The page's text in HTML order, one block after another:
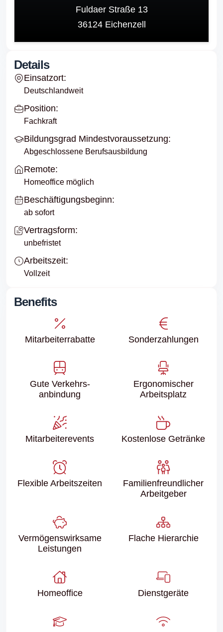
Fuldaer Straße 13
36124 Eichenzell
Details
Einsatzort:
Deutschlandweit
Position:
Fachkraft
Bildungsgrad Mindestvoraussetzung:
Abgeschlossene Berufsausbildung
Remote:
Homeoffice möglich
Beschäftigungsbeginn:
ab sofort
Vertragsform:
unbefristet
Arbeitszeit:
Vollzeit
Benefits
Mitarbeiter­rabatte Sonder­zahlungen
Gute Verkehrs­
anbindung
Ergonomischer
Arbeitsplatz
Mitarbeiter­events Kostenlose Getränke
Flexible Arbeitszeiten
Familien­freundlicher
Arbeitgeber
Vermögenswirksame
Leistungen
Flache Hierarchie
Homeoffice Dienstgeräte